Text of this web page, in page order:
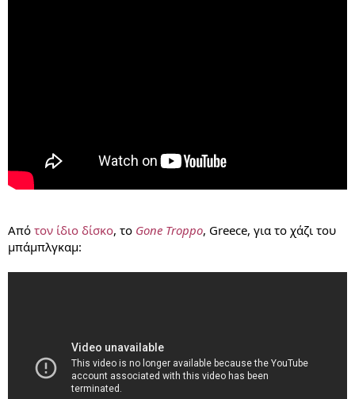
Από τον ίδιο δίσκο, το Gone Troppo, Greece, για το χάζι του
μπάμπλγκαμ: